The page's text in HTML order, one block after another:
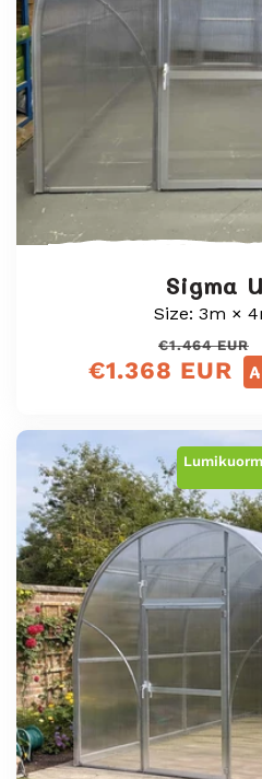
Sigma
Size: 3m ×
€1.464 EUR
€1.368 EUR